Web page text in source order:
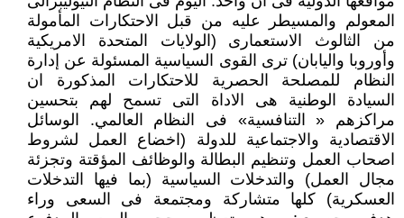
المعولم والمسيطر عليه من قبل الاحتكارات المأمولة
من الثالوث الاستعمارى (الولايات المتحدة الامريكية
وأوروبا واليابان) ترى القوى السياسية المسئولة عن إدارة
النظام للمصلحة الحصرية للاحتكارات المذكورة ان
السيادة الوطنية هى الاداة التى تسمح لهم بتحسين
مراكزهم « التنافسية» فى النظام العالمي. الوسائل
الاقتصادية والاجتماعية للدولة (اخضاع العمل لشروط
اصحاب العمل وتنظيم البطالة والوظائف المؤقتة وتجزئة
مجال العمل) والتدخلات السياسية (بما فيها التدخلات
العسكرية) كلها متشاركة ومجتمعة فى السعى وراء